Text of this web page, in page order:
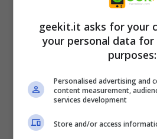
Caratteristiche principali:
geekit.it asks for your
your personal data
purposes:
Personalised advertising and
content measurement,
services development
Store and/or access